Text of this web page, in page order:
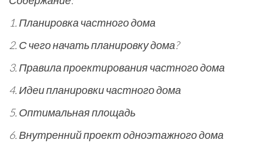
1. Планировка частного дома
2. С чего начать планировку дома?
3. Правила проектирования частного дома
4. Идеи планировки частного дома
5. Оптимальная площадь
6. Внутренний проект одноэтажного дома